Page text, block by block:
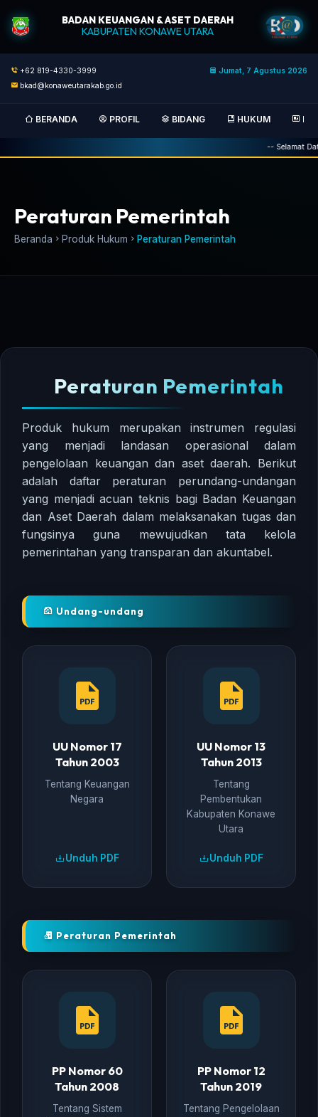
BADAN KEUANGAN & ASET DAERAH
KABUPATEN KONAWE UTARA
+62 819-4330-3999
bkad@konaweutarakab.go.id
Jumat, 7 Agustus 2026
BERANDA PROFIL BIDANG HUKUM
-- Selamat
Peraturan Pemerintah
Beranda Produk Hukum Peraturan Pemerintah
Peraturan Pemerintah
Produk hukum merupakan instrumen regulasi
yang menjadi landasan operasional dalam
pengelolaan keuangan dan aset daerah. Berikut
adalah daftar peraturan perundang-undangan
yang menjadi acuan teknis bagi Badan Keuangan
dan Aset Daerah dalam melaksanakan tugas dan
fungsinya guna mewujudkan tata kelola
pemerintahan yang transparan dan akuntabel.
Undang-undang
UU Nomor 17
Tahun 2003
Tentang Keuangan
Negara
Unduh PDF
UU Nomor 13
Tahun 2013
Tentang
Pembentukan
Kabupaten Konawe
Utara
Unduh PDF
Peraturan Pemerintah
PP Nomor 60
Tahun 2008
Tentang Sistem
PP Nomor 12
Tahun 2019
Tentang Pengelolaan